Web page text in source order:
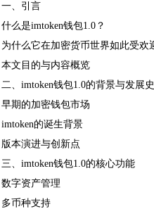
一、引言
什么是imtoken钱包1.0？
为什么它在加密货币世界如此受欢
本文目的与内容概览
二、imtoken钱包1.0的背景与发展史
早期的加密钱包市场
imtoken的诞生背景
版本演进与创新点
三、imtoken钱包1.0的核心功能
数字资产管理
多币种支持